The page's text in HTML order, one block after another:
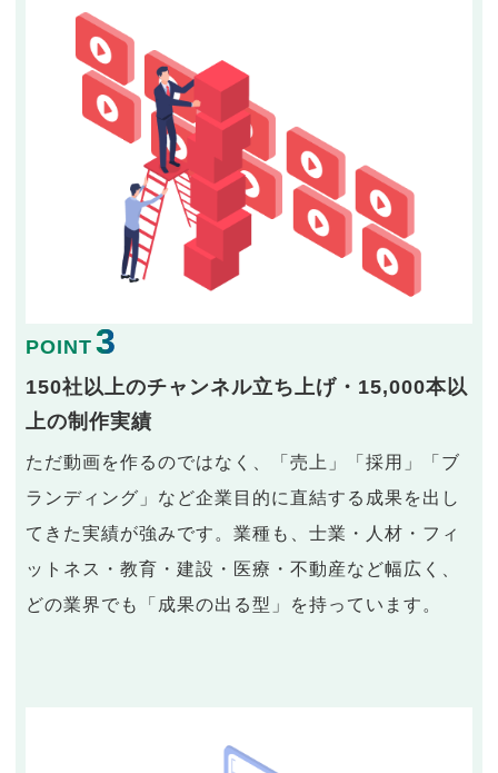
POINT 3
150社以上のチャンネル立ち上げ・15,000本以
上の制作実績
ただ動画を作るのではなく、「売上」「採用」「ブ
ランディング」など企業目的に直結する成果を出し
てきた実績が強みです。業種も、士業・人材・フィ
ットネス・教育・建設・医療・不動産など幅広く、
どの業界でも「成果の出る型」を持っています。